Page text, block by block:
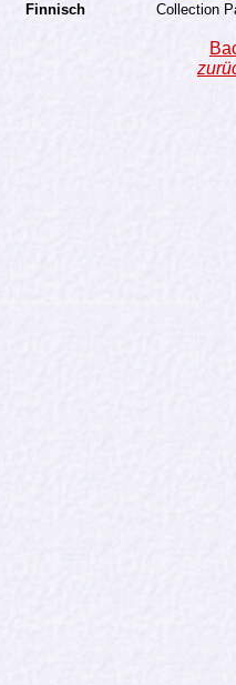
Finnisch Collection